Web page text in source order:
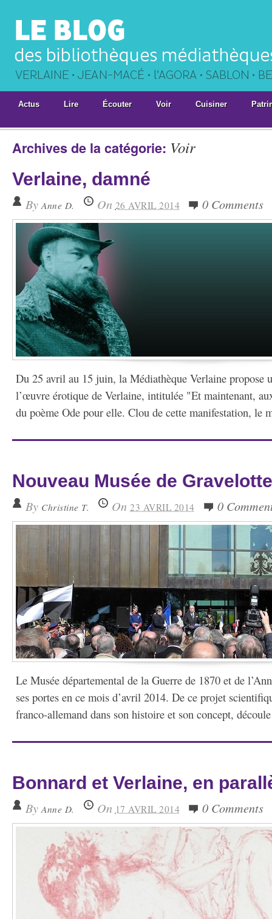
Actus Lire Écouter Voir Cuisiner
Archives de la catégorie: Voir
Verlaine, damné
By Anne D. On 26 AVRIL 2014 0 Comments
Du 25 avril au 15 juin, la Médiathèque Verlaine propose
l’œuvre érotique de Verlaine, intitulée "Et maintenant,
du poème Ode pour elle. Clou de cette manifestation, le
Nouveau Musée de Gravelotte
By Christine T. On 23 AVRIL 2014 0
Le Musée départemental de la Guerre de 1870 et de
ses portes en ce mois d’avril 2014. De ce projet
franco-allemand dans son histoire et son concept,
Bonnard et Verlaine, en
By Anne D. On 17 AVRIL 2014 0 Comments